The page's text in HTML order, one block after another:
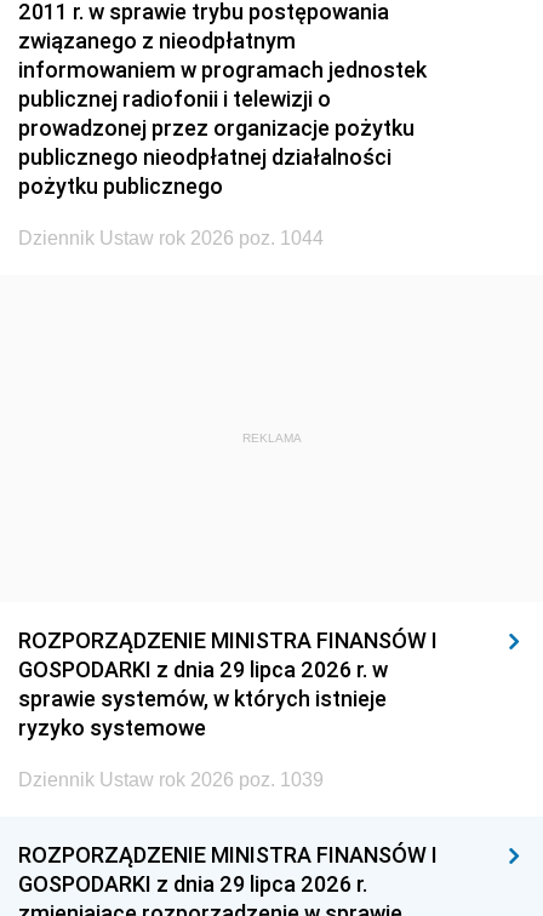
1920 1919 1918
2011 r. w sprawie trybu postępowania
związanego z nieodpłatnym
informowaniem w programach jednostek
publicznej radiofonii i telewizji o
prowadzonej przez organizacje pożytku
publicznego nieodpłatnej działalności
pożytku publicznego
Dziennik Ustaw rok 2026 poz. 1044
REKLAMA
ROZPORZĄDZENIE MINISTRA FINANSÓW I
GOSPODARKI z dnia 29 lipca 2026 r. w
sprawie systemów, w których istnieje
ryzyko systemowe
Dziennik Ustaw rok 2026 poz. 1039
ROZPORZĄDZENIE MINISTRA FINANSÓW I
GOSPODARKI z dnia 29 lipca 2026 r.